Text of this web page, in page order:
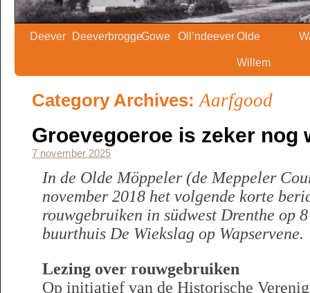
Deever DeeverbroggeGowe Oll’ndeeverOlde
Willem
Category Archives:Aarfgood
Groevegoeroe is zeker nog
7 november 2025
In de Olde Möppeler (de Meppeler
november 2018 het volgende korte
rouwgebruiken in südwest Drenthe op
buurthuis De Wiekslag op Wapservene.
Lezing over rouwgebruiken
Op initiatief van de Historische